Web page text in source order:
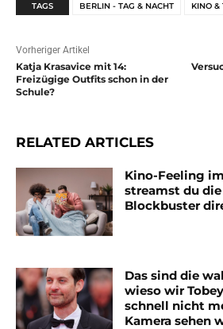
TAGS BERLIN - TAG & NACHT KINO &
Vorheriger Artikel
Katja Krasavice mit 14:
Freizügige Outfits schon in der
Schule?
RELATED ARTICLES
Kino-Feeling
streamst du
Blockbuster
Das sind die
wieso wir
schnell nicht
Kamera sehen